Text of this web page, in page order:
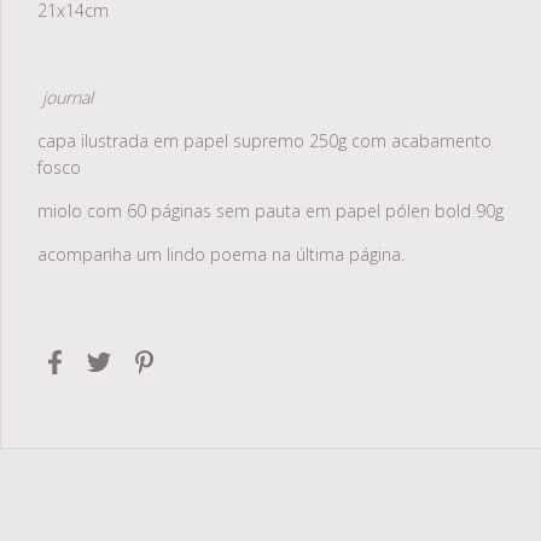
21x14cm
journal
capa ilustrada em papel supremo 250g com acabamento
fosco
miolo com 60 páginas sem pauta em papel pólen bold 90g
acompanha um lindo poema na última página.